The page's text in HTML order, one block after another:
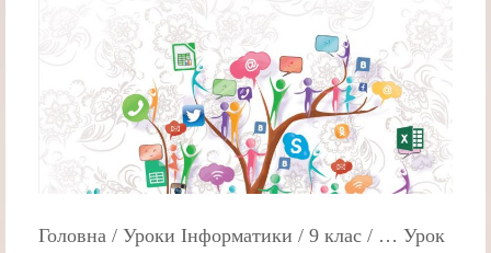
Головна / Уроки Інформатики / 9 клас / … Урок